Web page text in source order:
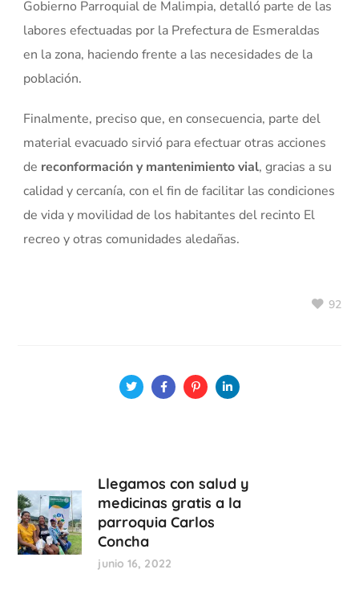
Gobierno Parroquial de Malimpia, detalló parte de las
labores efectuadas por la Prefectura de Esmeraldas
en la zona, haciendo frente a las necesidades de la
población.
Finalmente, preciso que, en consecuencia, parte del
material evacuado sirvió para efectuar otras acciones
de reconformación y mantenimiento vial, gracias a su
calidad y cercanía, con el fin de facilitar las condiciones
de vida y movilidad de los habitantes del recinto El
recreo y otras comunidades aledañas.
92
Llegamos con salud y
medicinas gratis a la
parroquia Carlos
Concha
junio 16, 2022